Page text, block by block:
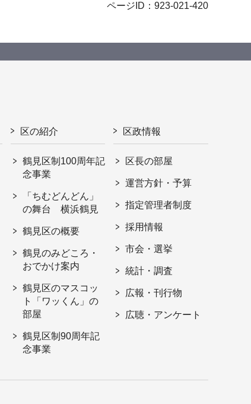
ページID：923-021-420
区の紹介
鶴見区制100周年記
念事業
「ちむどんどん」
の舞台 横浜鶴見
鶴見区の概要
鶴見のみどころ・
おでかけ案内
鶴見区のマスコッ
ト「ワッくん」の
部屋
鶴見区制90周年記
念事業
区政情報
区長の部屋
運営方針・予算
指定管理者制度
採用情報
市会・選挙
統計・調査
広報・刊行物
広聴・アンケート